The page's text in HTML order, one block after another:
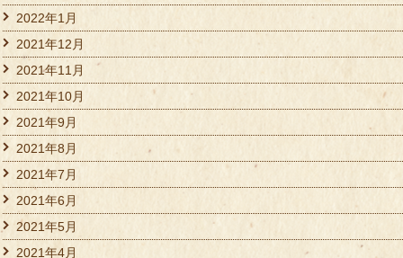
2022年1月
2021年12月
2021年11月
2021年10月
2021年9月
2021年8月
2021年7月
2021年6月
2021年5月
2021年4月